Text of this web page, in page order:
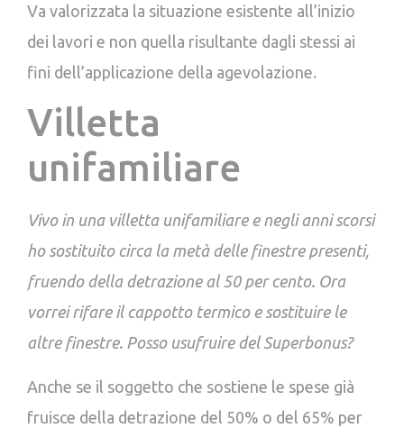
Va valorizzata la situazione esistente all’inizio
dei lavori e non quella risultante dagli stessi ai
fini dell’applicazione della agevolazione.
Villetta
unifamiliare
Vivo in una villetta unifamiliare e negli anni scorsi
ho sostituito circa la metà delle finestre presenti,
fruendo della detrazione al 50 per cento. Ora
vorrei rifare il cappotto termico e sostituire le
altre finestre. Posso usufruire del Superbonus?
Anche se il soggetto che sostiene le spese già
fruisce della detrazione del 50% o del 65% per